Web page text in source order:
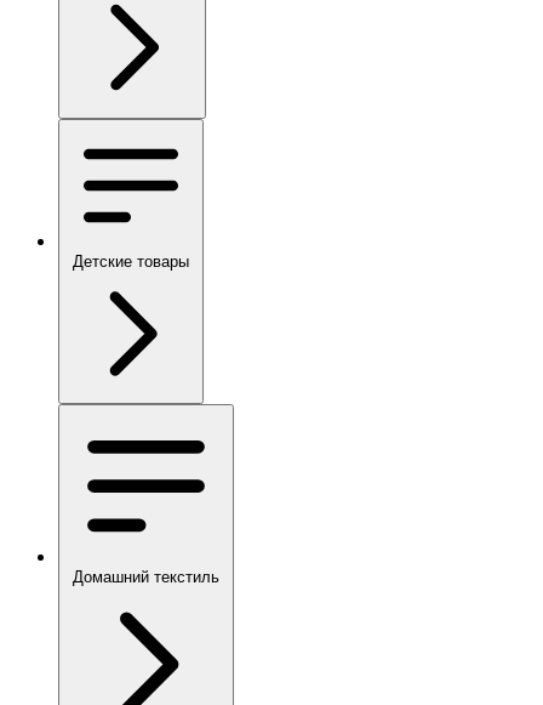
Детские товары
Домашний текстиль